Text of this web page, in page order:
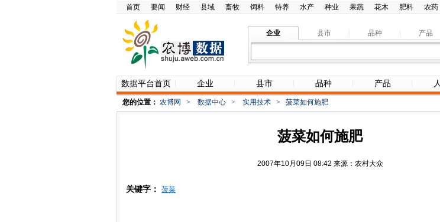
首页 要闻 财经 县域 畜牧 饲料 特养 水产 种业 果蔬 花木 肥料 农药
企业 县市 品种 产品
数据平台首页 企业 县市 品种 产品
您的位置： 农博网 > 数据中心 > 实用技术 > 菠菜如何施肥
菠菜如何施肥
2007年10月09日 08:42 来源：农村大众
关键字： 菠菜